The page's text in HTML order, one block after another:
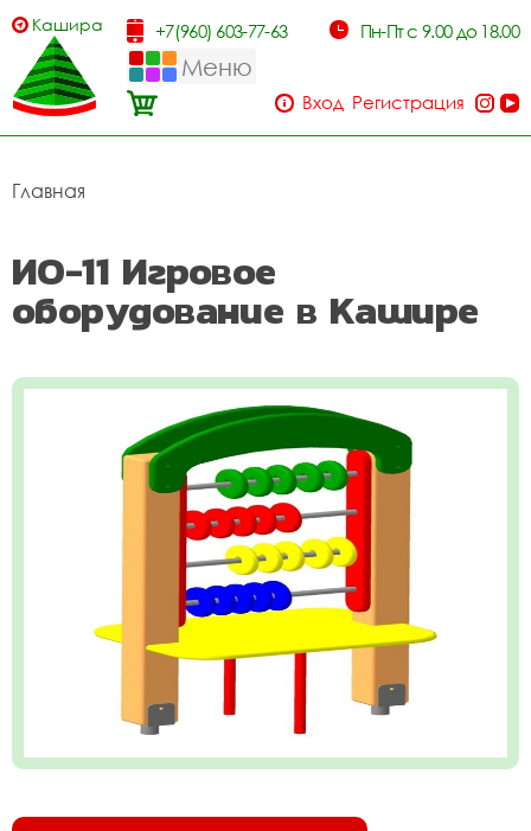
Кашира +7(960) 603-77-63 Пн-Пт с 9.00 до 18.00
Меню
Вход Регистрация
Главная
ИО-11 Игровое
оборудование в Кашире